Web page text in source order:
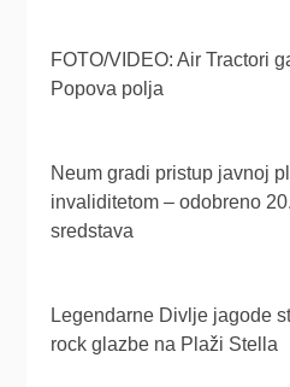
FOTO/VIDEO: Air Tractori
Popova polja
Neum gradi pristup javnoj
invaliditetom – odobreno
sredstava
Legendarne Divlje jagode
rock glazbe na Plaži Stella